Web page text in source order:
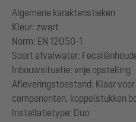
Algemene karakteristieken
Kleur: zwart
Norm: EN 12050-1
Soort afvalwater:
Inbouwsituatie: vrije opstelling
Afleveringstoestand: Klaar
componenten, koppelstukken
Installatietype: Duo